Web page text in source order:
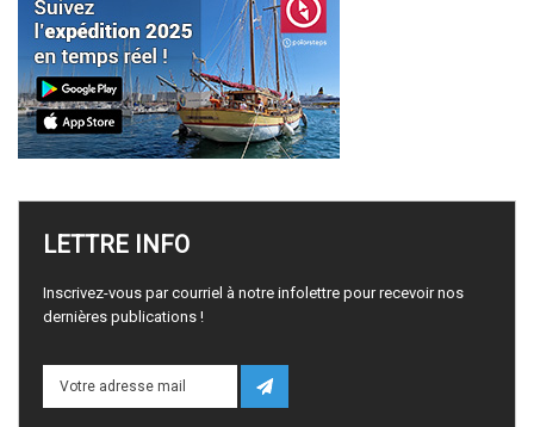
LETTRE INFO
Inscrivez-vous par courriel à notre infolettre pour recevoir nos
dernières publications !